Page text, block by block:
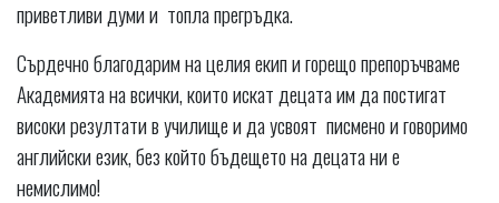
приветливи думи и топла прегръдка.
Сърдечно благодарим на целия екип и горещо препоръчваме
Академията на всички, които искат децата им да постигат
високи резултати в училище и да усвоят писмено и говоримо
английски език, без който бъдещето на децата ни е
немислимо!